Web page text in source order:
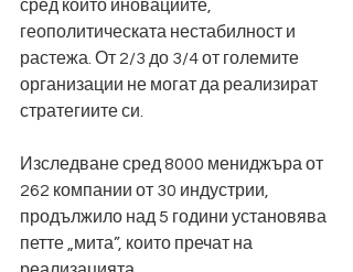
сред които иновациите,
геополитическата нестабилност и
растежа. От 2/3 до 3/4 от големите
организации не могат да реализират
стратегиите си.
Изследване сред 8000 мениджъра от
262 компании от 30 индустрии,
продължило над 5 години установява
петте „мита”, които пречат на